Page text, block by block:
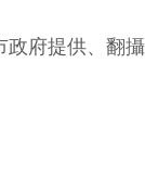
政府提供、翻